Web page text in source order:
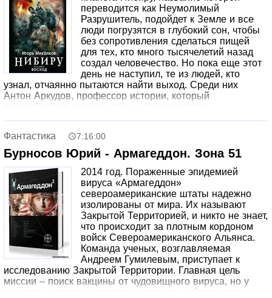
переводится как Неумолимый
Разрушитель, подойдет к Земле и все
люди погрузятся в глубокий сон, чтобы
без сопротивления сделаться пищей
для тех, кто много тысячелетий назад
создал человечество. Но пока еще этот
день не наступил, те из людей, кто
узнал, отчаянно пытаются найти выход. Среди них
Антон Аркудов, профессор истории, который
расшифровал дневник отца, исследователя-
Петрович Сохан, ветеран Великой Отечественной. Эти
трое, вместе с немногочисленными соратниками,
становятся третьей силой в войне между аннунаками,
обитателями Нибиру, и нифелимами — восставшими
против Хозяев пастухами человеческого стада. Тем
самым «засадным полком», который способен
переломить ход битвы. Их цель, их мечта, их надежда —
ни много ни мало освобождение человечества…
Фантастика 7:16:00
Бурносов Юрий - Армагеддон. Зона 51
2014 год. Пораженные эпидемией
вируса «Армагеддон»
североамериканские штаты надежно
изолированы от мира. Их называют
Закрытой Территорией, и никто не знает,
что происходит за плотным кордоном
войск Североамериканского Альянса.
Команда ученых, возглавляемая
Андреем Гумилевым, приступает к
исследованию Закрытой Территории. Главная цель
миссии – поиск вакцины от чудовищного вируса, но у
нее есть и другое, секретное задание – обнаружить